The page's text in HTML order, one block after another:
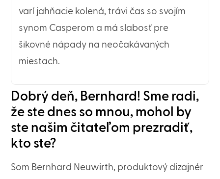
varí jahňacie kolená, trávi čas so svojím
synom Casperom a má slabosť pre
šikovné nápady na neočakávaných
miestach.
Dobrý deň, Bernhard! Sme radi,
že ste dnes so mnou, mohol by
ste našim čitateľom prezradiť,
kto ste?
Som Bernhard Neuwirth, produktový dizajnér